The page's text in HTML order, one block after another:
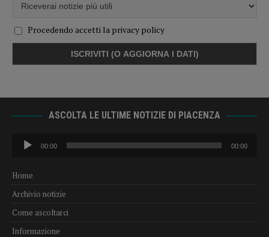
Procedendo accetti la privacy policy
ASCOLTA LE ULTIME NOTIZIE DI PIACENZA
Audio
Player
00:00 00:00
Home
Archivio notizie
Come ascoltarci
Informazione